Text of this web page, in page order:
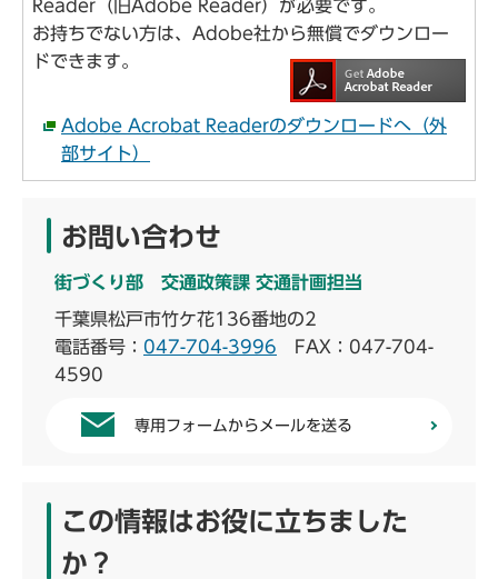
Reader（旧Adobe Reader）が必要です。
お持ちでない方は、Adobe社から無償でダウンロー
ドできます。
Adobe Acrobat Readerのダウンロードへ（外
部サイト）
お問い合わせ
街づくり部 交通政策課 交通計画担当
千葉県松戸市竹ケ花136番地の2
電話番号： 047-704-3996 FAX：047-704-
4590
専用フォームからメールを送る
この情報はお役に立ちました
か？